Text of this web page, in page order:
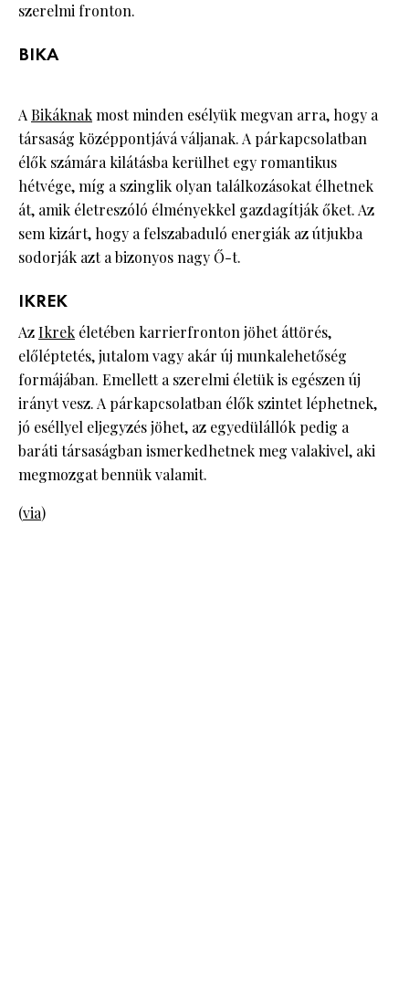
szerelmi fronton.
BIKA
ABikáknakmost minden esélyük megvan arra, hogy a
társaság középpontjává váljanak. A párkapcsolatban
élők számára kilátásba kerülhet egy romantikus
hétvége, míg a szinglik olyan találkozásokat élhetnek
át, amik életreszóló élményekkel gazdagítják őket. Az
sem kizárt, hogy a felszabaduló energiák az útjukba
sodorják azt a bizonyos nagy Ő-t.
IKREK
AzIkrek életében karrierfronton jöhet áttörés,
előléptetés, jutalom vagy akár új munkalehetőség
formájában. Emellett a szerelmi életük is egészen új
irányt vesz. A párkapcsolatban élők szintet léphetnek,
jó eséllyel eljegyzés jöhet, az egyedülállók pedig a
baráti társaságban ismerkedhetnek meg valakivel, aki
megmozgat bennük valamit.
(via)